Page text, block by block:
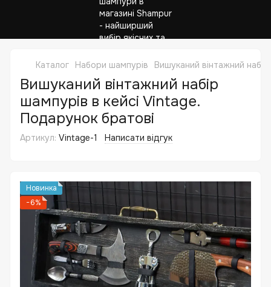
Каталог Набори шампурів Вишуканий вінтажний
Вишуканий вінтажний набір
шампурів в кейсі Vintage.
Подарунок братові
Артикул: Vintage-1 Написати відгук
Новинка
−6%